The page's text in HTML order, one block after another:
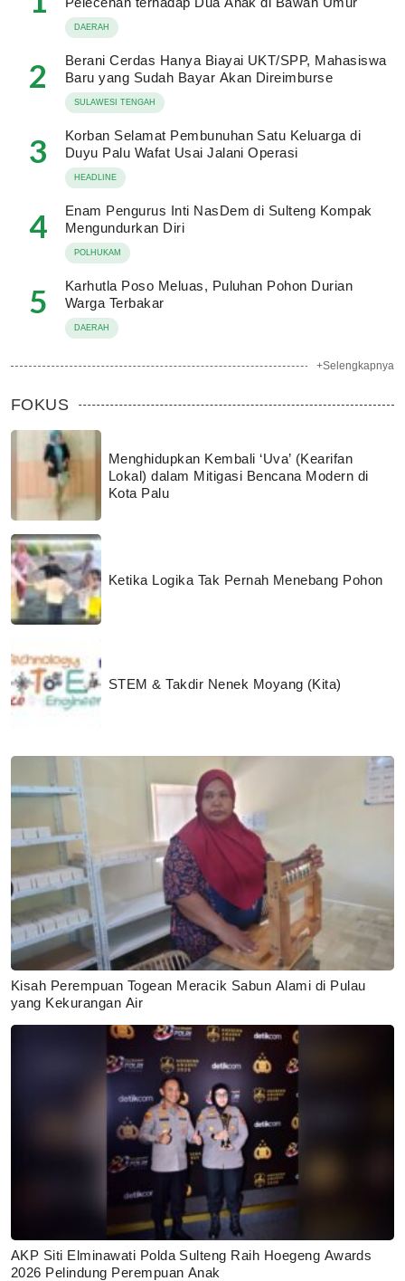
DAERAH
2
Berani Cerdas Hanya Biayai UKT/SPP, Mahasiswa
Baru yang Sudah Bayar Akan Direimburse
SULAWESI TENGAH
3
Korban Selamat Pembunuhan Satu Keluarga di
Duyu Palu Wafat Usai Jalani Operasi
HEADLINE
4
Enam Pengurus Inti NasDem di Sulteng Kompak
Mengundurkan Diri
POLHUKAM
5
Karhutla Poso Meluas, Puluhan Pohon Durian
Warga Terbakar
DAERAH
+Selengkapnya
FOKUS
Menghidupkan Kembali ‘Uva’ (Kearifan
Lokal) dalam Mitigasi Bencana Modern di
Kota Palu
Ketika Logika Tak Pernah Menebang Pohon
STEM & Takdir Nenek Moyang (Kita)
Kisah Perempuan Togean Meracik Sabun Alami di Pulau
yang Kekurangan Air
AKP Siti Elminawati Polda Sulteng Raih Hoegeng Awards
2026 Pelindung Perempuan Anak